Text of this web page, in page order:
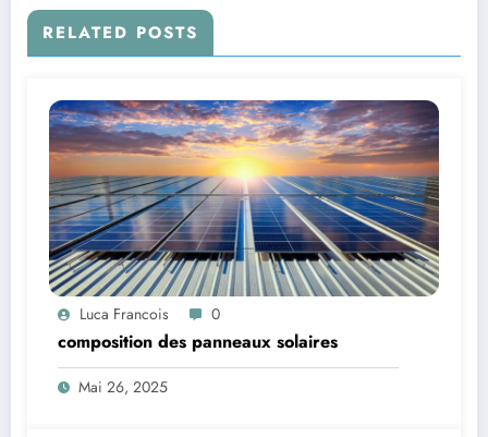
RELATED POSTS
Luca Francois 0
composition des panneaux solaires
Mai 26, 2025